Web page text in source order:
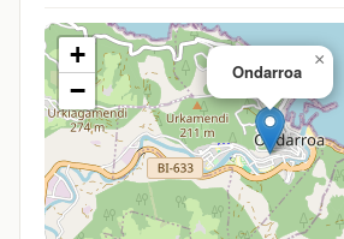
Ondarroa
×
+
−